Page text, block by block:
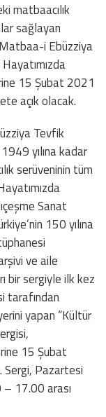
matbaacılık
sağlayan
i Ebüzziya
15 Şubat 2021
açık olacak.
Tevfik
yılına kadar
serüveninin tüm
Sanat
150 yılına
ve aile
bir sergiyle ilk kez
tarafından
yapan “Kültür
15 Şubat
Sergi, Pazartesi
– 17.00 arası